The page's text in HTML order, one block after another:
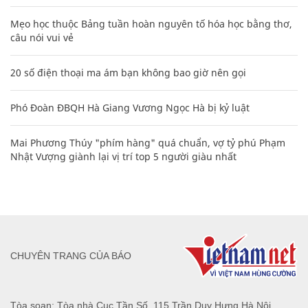
Mẹo học thuộc Bảng tuần hoàn nguyên tố hóa học bằng thơ,
câu nói vui vẻ
20 số điện thoại ma ám bạn không bao giờ nên gọi
Phó Đoàn ĐBQH Hà Giang Vương Ngọc Hà bị kỷ luật
Mai Phương Thúy "phím hàng" quá chuẩn, vợ tỷ phú Phạm
Nhật Vượng giành lại vị trí top 5 người giàu nhất
Tòa soạn: Tòa nhà Cục Tần Số, 115 Trần Duy Hưng Hà Nội
CHUYÊN TRANG CỦA BÁO